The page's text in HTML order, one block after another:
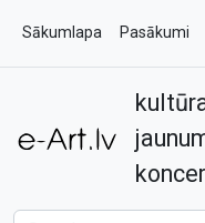
Sākumlapa Pasākumi
Kontakti